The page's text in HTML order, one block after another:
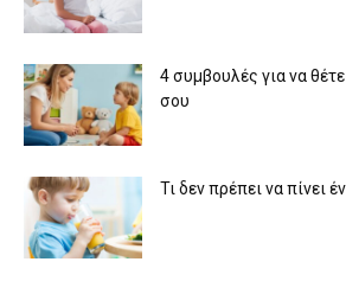
4 συμβουλές για να
σου
Τι δεν πρέπει να πίνει